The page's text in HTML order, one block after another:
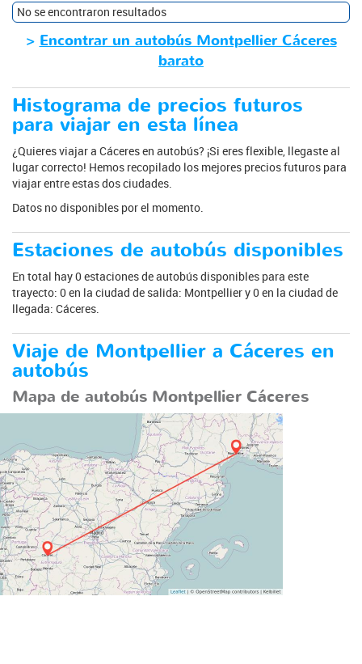
No se encontraron resultados
>Encontrar un autobús Montpellier Cáceres
barato
Histograma de precios futuros
para viajar en esta línea
¿Quieres viajar a Cáceres en autobús? ¡Si eres flexible, llegaste al
lugar correcto! Hemos recopilado los mejores precios futuros para
viajar entre estas dos ciudades.
Datos no disponibles por el momento.
Estaciones de autobús disponibles
En total hay 0 estaciones de autobús disponibles para este
trayecto: 0 en la ciudad de salida: Montpellier y 0 en la ciudad de
llegada: Cáceres.
Viaje de Montpellier a Cáceres en
autobús
Mapa de autobús Montpellier Cáceres